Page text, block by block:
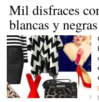
Mil disfraces
blancas y negras